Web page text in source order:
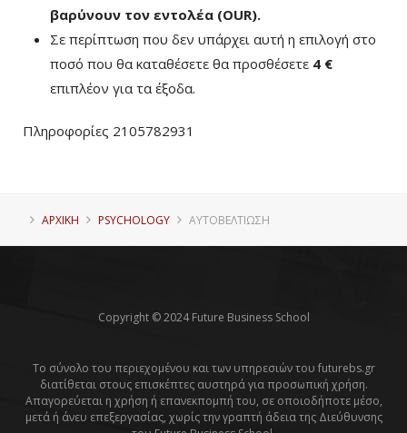
βαρύνουν τον εντολέα (ΟUR).
Σε περίπτωση που δεν υπάρχει αυτή η επιλογή στο
ποσό που θα καταθέσετε θα προσθέσετε 4 €
επιπλέον για τα έξοδα.
Πληροφορίες 2105782931
ΑΡΧΙΚΗ PSYCHOLOGY ΑΥΤΟΒΕΛΤΊΩΣΗ
Copyright © 2024 Future Business School
Το σύνολο του περιεχομένου και των υπηρεσιών του futurebs.gr
διατίθεται στους επισκέπτες αυστηρά για προσωπική χρήση.
Απαγορεύεται η χρήση ή επανεκπομπή του, σε οποιοδήποτε μέσο,
μετά ή άνευ επεξεργασίας, χωρίς την γραπτή άδεια της Διεύθυνσης